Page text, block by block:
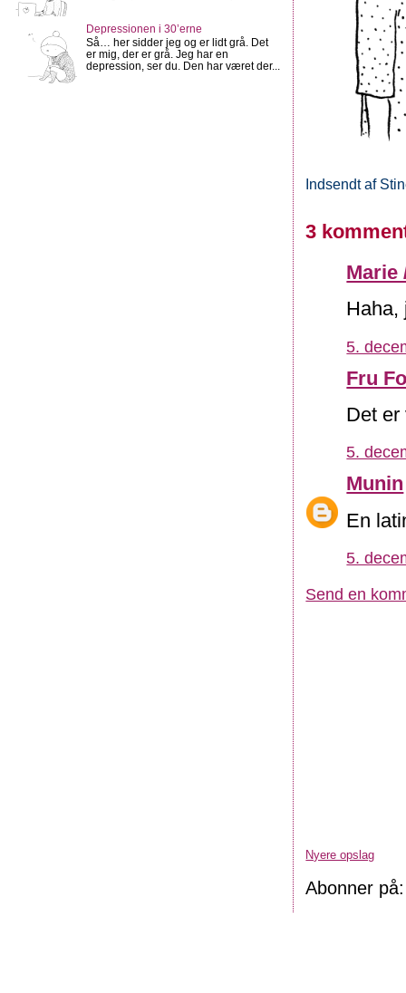
Indsendt af
3
Marie
5.
Fru
Det er
5.
Munin
En
5.
Send en
Nyere opslag
Abonner
Depressionen i 30’erne
Så… her sidder jeg og er lidt grå. Det
er mig, der er grå. Jeg har en
depression, ser du. Den har været der...